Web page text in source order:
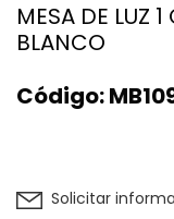
MESA DE LUZ
BLANCO
Código:
Solicitar